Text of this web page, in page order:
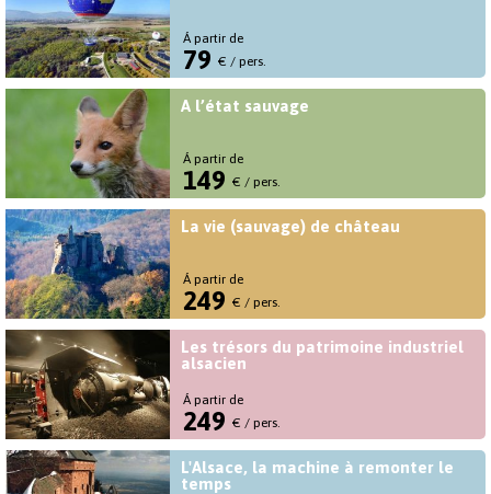
Á partir de
79 € / pers.
A l’état sauvage
Á partir de
149 € / pers.
La vie (sauvage) de château
Á partir de
249 € / pers.
Les trésors du patrimoine industriel
alsacien
Á partir de
249 € / pers.
L'Alsace, la machine à remonter le
temps